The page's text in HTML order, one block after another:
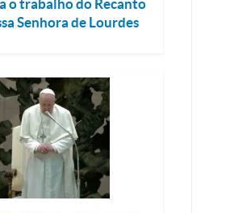
o trabalho do Recanto
Senhora de Lourdes